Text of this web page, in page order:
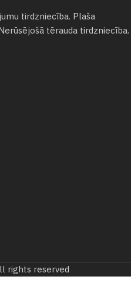
tirdzniecība. Plaša
tērauda tirdzniecība.
rights reserved